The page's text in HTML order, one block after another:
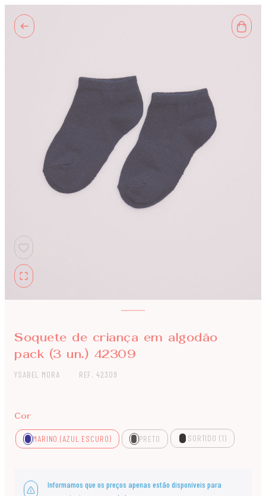
Soquete de criança em algodão
pack (3 un.) 42309
YSABEL MORA REF. 42309
Cor
MARINO (AZUL ESCURO) PRETO SORTIDO (1)
Informamos que os preços apenas estão disponíveis para